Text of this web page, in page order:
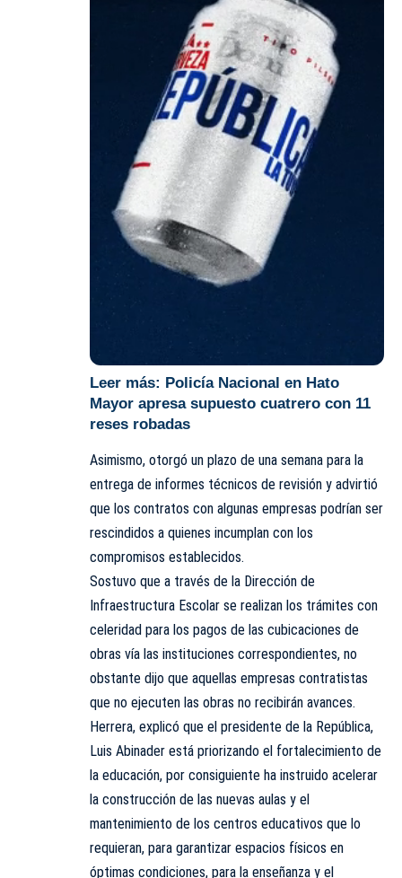
Leer más: Policía Nacional en Hato
Mayor apresa supuesto cuatrero con 11
reses robadas
Asimismo, otorgó un plazo de una semana para la
entrega de informes técnicos de revisión y advirtió
que los contratos con algunas empresas podrían ser
rescindidos a quienes incumplan con los
compromisos establecidos.
Sostuvo que a través de la Dirección de
Infraestructura Escolar se realizan los trámites con
celeridad para los pagos de las cubicaciones de
obras vía las instituciones correspondientes, no
obstante dijo que aquellas empresas contratistas
que no ejecuten las obras no recibirán avances.
Herrera, explicó que el presidente de la República,
Luis Abinader está priorizando el fortalecimiento de
la educación, por consiguiente ha instruido acelerar
la construcción de las nuevas aulas y el
mantenimiento de los centros educativos que lo
requieran, para garantizar espacios físicos en
óptimas condiciones, para la enseñanza y el